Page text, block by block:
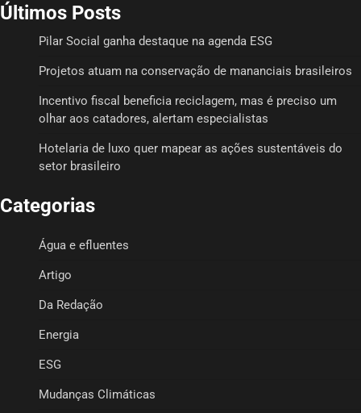
Últimos Posts
Pilar Social ganha destaque na agenda ESG
Projetos atuam na conservação de mananciais brasileiros
Incentivo fiscal beneficia reciclagem, mas é preciso um
olhar aos catadores, alertam especialistas
Hotelaria de luxo quer mapear as ações sustentáveis do
setor brasileiro
Categorias
Água e efluentes
Artigo
Da Redação
Energia
ESG
Mudanças Climáticas